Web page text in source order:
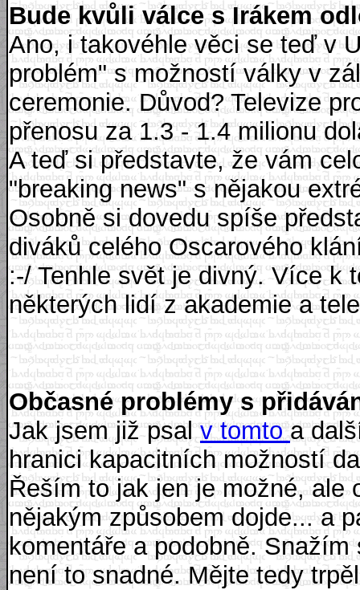
Bude kvůli válce s Irákem
Ano, i takovéhle věci se teď v
problém" s možností války v
ceremonie. Důvod? Televize
přenosu za 1.3 - 1.4 milionu
A teď si představte, že vám
"breaking news" s nějakou
Osobně si dovedu spíše
diváků celého Oscarového
:-/ Tenhle svět je divný. Více k
některých lidí z akademie a
Občasné problémy s
Jak jsem již psalv tomtoa
hranici kapacitních možností
Řeším to jak jen je možné, ale
nějakým způsobem dojde... a
komentáře a podobně.
není to snadné. Mějte tedy